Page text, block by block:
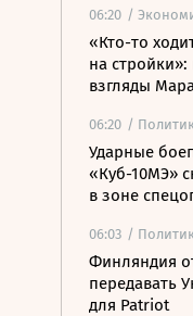
06:20 /
«Кто-то
на стройки»:
взгляды
06:20 /
Ударные
«Куб-10МЭ»
в зоне
06:03 /
Финляндия
передавать
для Patriot